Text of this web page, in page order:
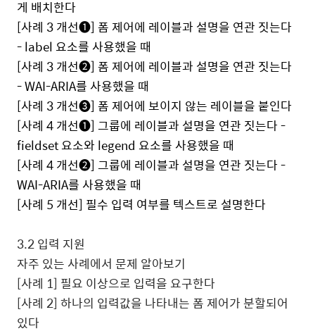
게 배치한다
[사례 3개선❶] 폼 제어에 레이블과 설명을 연관 짓는다
- label요소를 사용했을 때
[사례 3개선❷] 폼 제어에 레이블과 설명을 연관 짓는다
- WAI-ARIA를 사용했을 때
[사례 3개선❸] 폼 제어에 보이지 않는 레이블을 붙인다
[사례 4개선❶] 그룹에 레이블과 설명을 연관 짓는다-
fieldset요소와 legend 요소를 사용했을 때
[사례 4개선❷] 그룹에 레이블과 설명을 연관 짓는다-
WAI-ARIA를 사용했을 때
[사례 5 개선] 필수 입력 여부를 텍스트로 설명한다
3.2입력 지원
자주 있는 사례에서 문제 알아보기
[사례 1] 필요 이상으로 입력을 요구한다
[사례 2] 하나의 입력값을 나타내는 폼 제어가 분할되어
있다